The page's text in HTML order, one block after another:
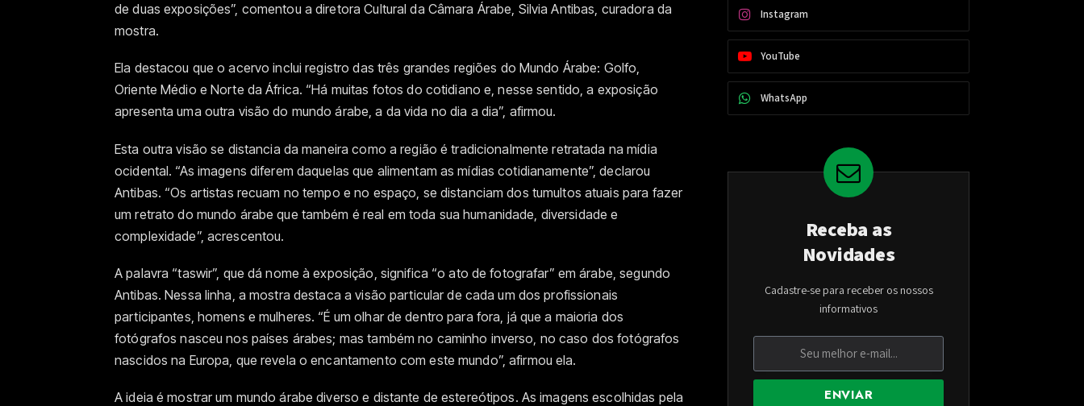
de duas exposições”, comentou a diretora Cultural da Câmara Árabe, Silvia Antibas, curadora da
mostra.
Ela destacou que o acervo inclui registro das três grandes regiões do Mundo Árabe: Golfo,
Oriente Médio e Norte da África. “Há muitas fotos do cotidiano e, nesse sentido, a exposição
apresenta uma outra visão do mundo árabe, a da vida no dia a dia”, afirmou.
Esta outra visão se distancia da maneira como a região é tradicionalmente retratada na mídia
ocidental. “As imagens diferem daquelas que alimentam as mídias cotidianamente”, declarou
Antibas. “Os artistas recuam no tempo e no espaço, se distanciam dos tumultos atuais para fazer
um retrato do mundo árabe que também é real em toda sua humanidade, diversidade e
complexidade”, acrescentou.
A palavra “taswir”, que dá nome à exposição, significa “o ato de fotografar” em árabe, segundo
Antibas. Nessa linha, a mostra destaca a visão particular de cada um dos profissionais
participantes, homens e mulheres. “É um olhar de dentro para fora, já que a maioria dos
fotógrafos nasceu nos países árabes; mas também no caminho inverso, no caso dos fotógrafos
nascidos na Europa, que revela o encantamento com este mundo”, afirmou ela.
A ideia é mostrar um mundo árabe diverso e distante de estereótipos. As imagens escolhidas pela
Instagram
YouTube
WhatsApp
Receba as
Novidades
Cadastre-se para receber os nossos
informativos
ENVIAR